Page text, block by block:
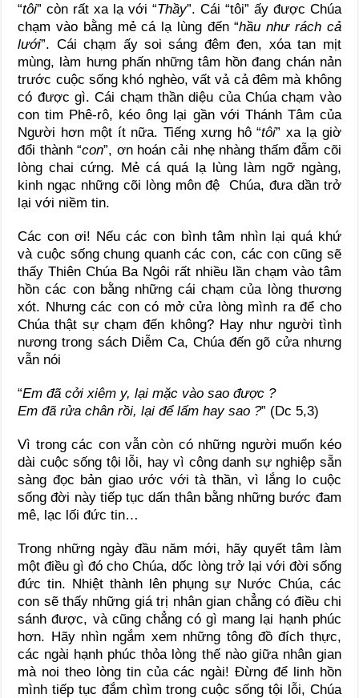
“tôi” còn rất xa lạ với “Thầy”. Cái “tôi” ấy được Chúa
chạm vào bằng mẻ cá lạ lùng đến “hầu như rách cả
lưới”. Cái chạm ấy soi sáng đêm đen, xóa tan mịt
mùng, làm hưng phấn những tâm hồn đang chán nản
trước cuộc sống khó nghèo, vất vả cả đêm mà không
có được gì. Cái chạm thần diệu của Chúa chạm vào
con tim Phê-rô, kéo ông lại gần với Thánh Tâm của
Người hơn một ít nữa. Tiếng xưng hô “tôi” xa lạ giờ
đổi thành “con”, ơn hoán cải nhẹ nhàng thấm đẫm cõi
lòng chai cứng. Mẻ cá quá lạ lùng làm ngỡ ngàng,
kinh ngạc những cõi lòng môn đệ Chúa, đưa dần trở
lại với niềm tin.
Các con ơi! Nếu các con bình tâm nhìn lại quá khứ
và cuộc sống chung quanh các con, các con cũng sẽ
thấy Thiên Chúa Ba Ngôi rất nhiều lần chạm vào tâm
hồn các con bằng những cái chạm của lòng thương
xót. Nhưng các con có mở cửa lòng mình ra để cho
Chúa thật sự chạm đến không? Hay như người tình
nương trong sách Diễm Ca, Chúa đến gõ cửa nhưng
vẫn nói
“Em đã cởi xiêm y, lại mặc vào sao được ?
Em đã rửa chân rồi, lại để lấm hay sao ?” (Dc 5,3)
Vì trong các con vẫn còn có những người muốn kéo
dài cuộc sống tội lỗi, hay vì công danh sự nghiệp sẵn
sàng đọc bản giao ước với tà thần, vì lắng lo cuộc
sống đời này tiếp tục dấn thân bằng những bước đam
mê, lạc lối đức tin…
Trong những ngày đầu năm mới, hãy quyết tâm làm
một điều gì đó cho Chúa, dốc lòng trở lại với đời sống
đức tin. Nhiệt thành lên phụng sự Nước Chúa, các
con sẽ thấy những giá trị nhân gian chẳng có điều chi
sánh được, và cũng chẳng có gì mang lại hạnh phúc
hơn. Hãy nhìn ngắm xem những tông đồ đích thực,
các ngài hạnh phúc thỏa lòng thế nào giữa nhân gian
mà noi theo lòng tin của các ngài! Đừng để linh hồn
mình tiếp tục đắm chìm trong cuộc sống tội lỗi, Chúa